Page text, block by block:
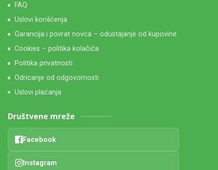
FAQ
Uslovi korišćenja
Garancija i povrat novca – odustajanje od kupovine
Cookies – politika kolačića
Politika privatnosti
Odricanje od odgovornosti
Uslovi plaćanja
Društvene mreže
Facebook
Instagram